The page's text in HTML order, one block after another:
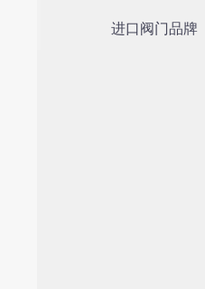
进口阀门品牌